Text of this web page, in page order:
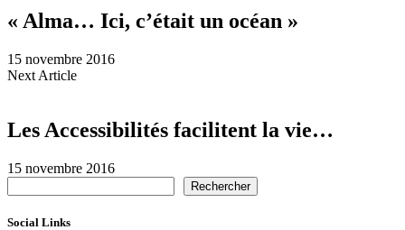
« Alma… Ici, c’était un océan »
15 novembre 2016
Next Article
Les Accessibilités facilitent la vie…
15 novembre 2016
Rechercher
Social Links